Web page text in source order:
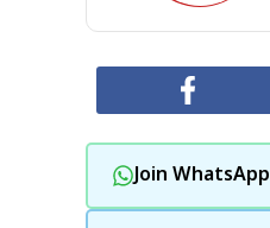
Join WhatsApp